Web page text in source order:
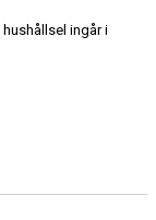
hushållsel ingår i